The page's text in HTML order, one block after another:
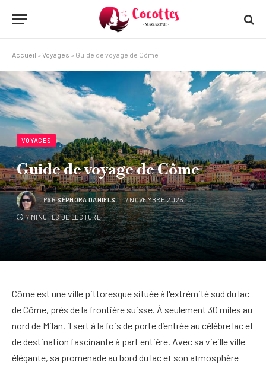
Accueil » Voyages » Guide de voyage de Côme
VOYAGES
Guide de voyage de Côme
PARSÉPHORA DANIELS 7 NOVEMBRE 2025
7 MINUTES DE LECTURE
Côme est une ville pittoresque située à l'extrémité sud du lac
de Côme, près de la frontière suisse. À seulement 30 miles au
nord de Milan, il sert à la fois de porte d’entrée au célèbre lac et
de destination fascinante à part entière. Avec sa vieille ville
élégante, sa promenade au bord du lac et son atmosphère